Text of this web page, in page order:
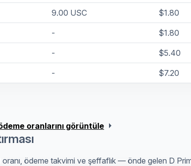
9.00 USC $1.80
- $1.80
- $5.40
- $7.20
oranlarını görüntüle arrow_right
ödeme takvimi ve şeffaflık — önde gelen D Prime